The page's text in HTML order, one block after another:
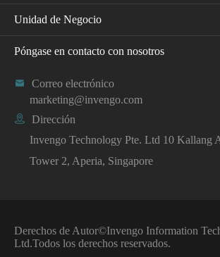
Unidad de Negocio
Póngase en contacto con nosotros

Correo electrónico
marketing@invengo.com

Dirección
Invengo Technology Pte. Ltd 10 Kallang
Tower 2, Aperia, Singapore
Derechos de Autor©Invengo Information
Ltd.Todos los derechos reservados.